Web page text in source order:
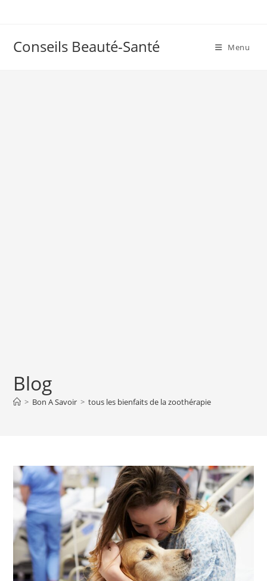
Conseils Beauté-Santé Menu
Blog
> Bon A Savoir > tous les bienfaits de la zoothérapie